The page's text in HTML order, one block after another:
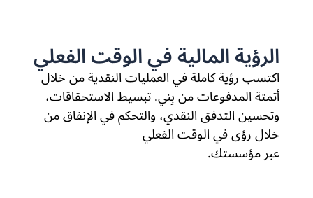
الرؤية المالية في الوقت الفعلي
اكتسب رؤية كاملة في العمليات النقدية من خلال
أتمتة المدفوعات من بِني. تبسيط الاستحقاقات،
وتحسين التدفق النقدي، والتحكم في الإنفاق من
خلال رؤى في الوقت الفعلي
عبر مؤسستك.